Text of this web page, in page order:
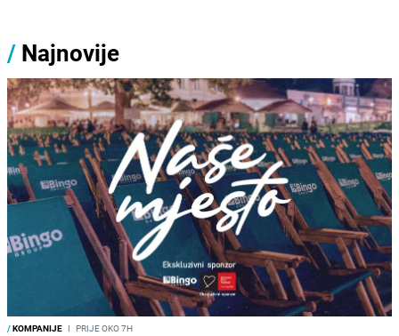
/ Najnovije
/KOMPANIJE I PRIJE OKO 7H